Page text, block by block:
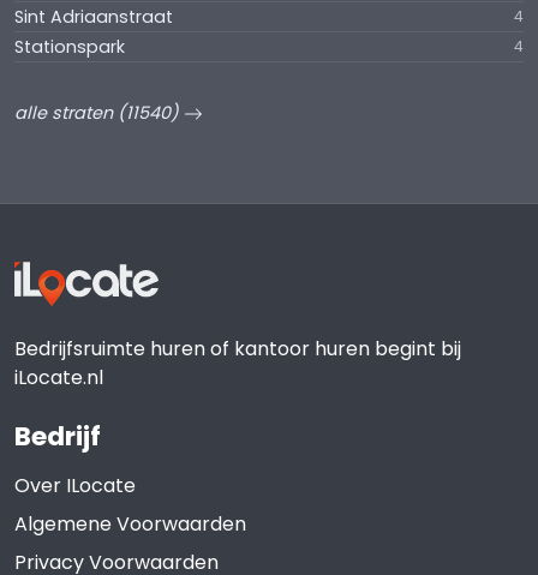
Sint Adriaanstraat 4
Stationspark 4
alle straten (11540)
Bedrijfsruimte huren of kantoor huren begint bij
iLocate.nl
Bedrijf
Over ILocate
Algemene Voorwaarden
Privacy Voorwaarden